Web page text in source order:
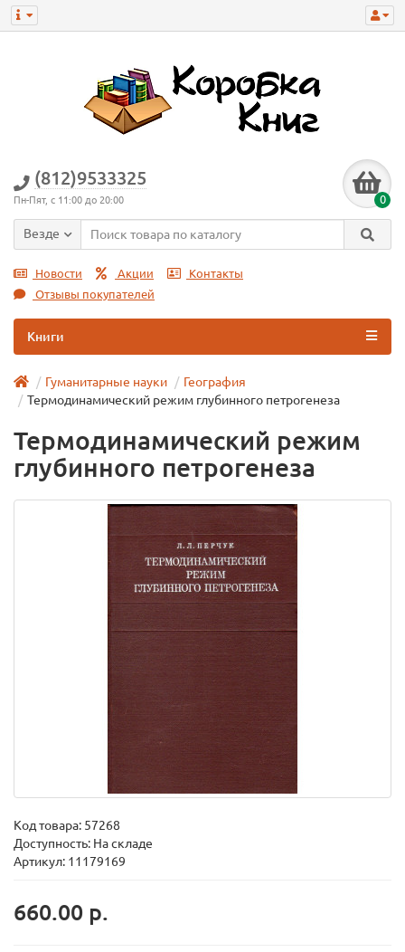
(812)9533325
Пн-Пят, с 11:00 до 20:00 0
Везде
Новости Акции
Контакты
Отзывы покупателей
Книги
Гуманитарные науки
География
Термодинамический режим глубинного петрогенеза
Термодинамический режим
глубинного петрогенеза
Код товара: 57268
Доступность: На складе
Артикул: 11179169
660.00 р.